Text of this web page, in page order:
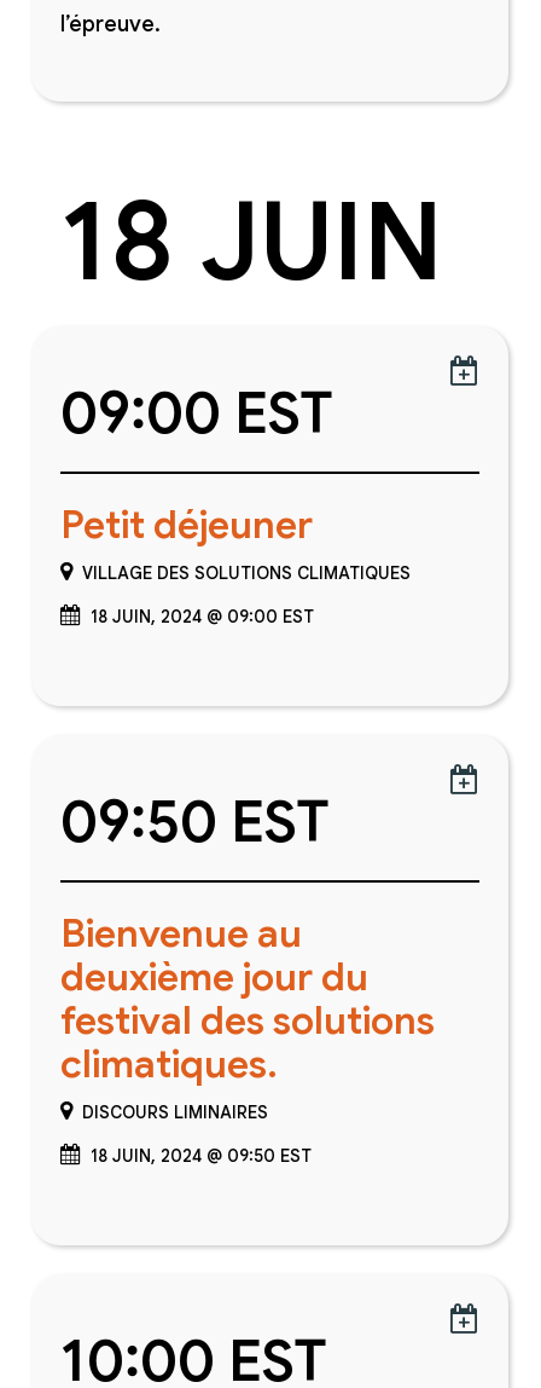
l’épreuve.
18 JUIN

09:00 EST
Petit déjeuner
VILLAGE DES SOLUTIONS CLIMATIQUES
18 JUIN, 2024 @ 09:00 EST

09:50 EST
Bienvenue au
deuxième jour du
festival des solutions
climatiques.
DISCOURS LIMINAIRES
18 JUIN, 2024 @ 09:50 EST

10:00 EST